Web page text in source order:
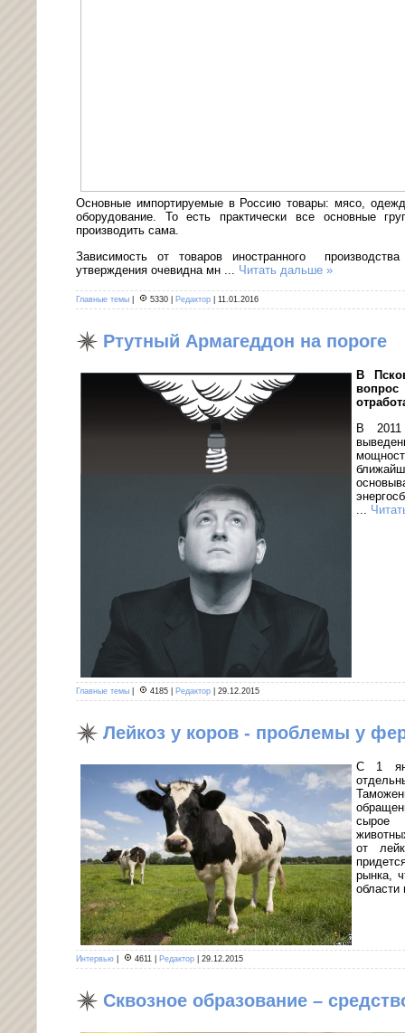
Основные импортируемые в Россию товары: мясо,
оборудование. То есть практически все основные
производить сама.
Зависимость от товаров иностранного
утверждения очевидна мн
Читать дальше »
Главные темы 5330 Редактор 11.01.2016
Ртутный Армагеддон на пороге
В
вопрос
В 2011
Главные темы 4185 Редактор 29.12.2015
Лейкоз у коров - проблемы у
С 1
сырое
от
рынка,
области
Интервью 4611 Редактор 29.12.2015
Сквозное образование –